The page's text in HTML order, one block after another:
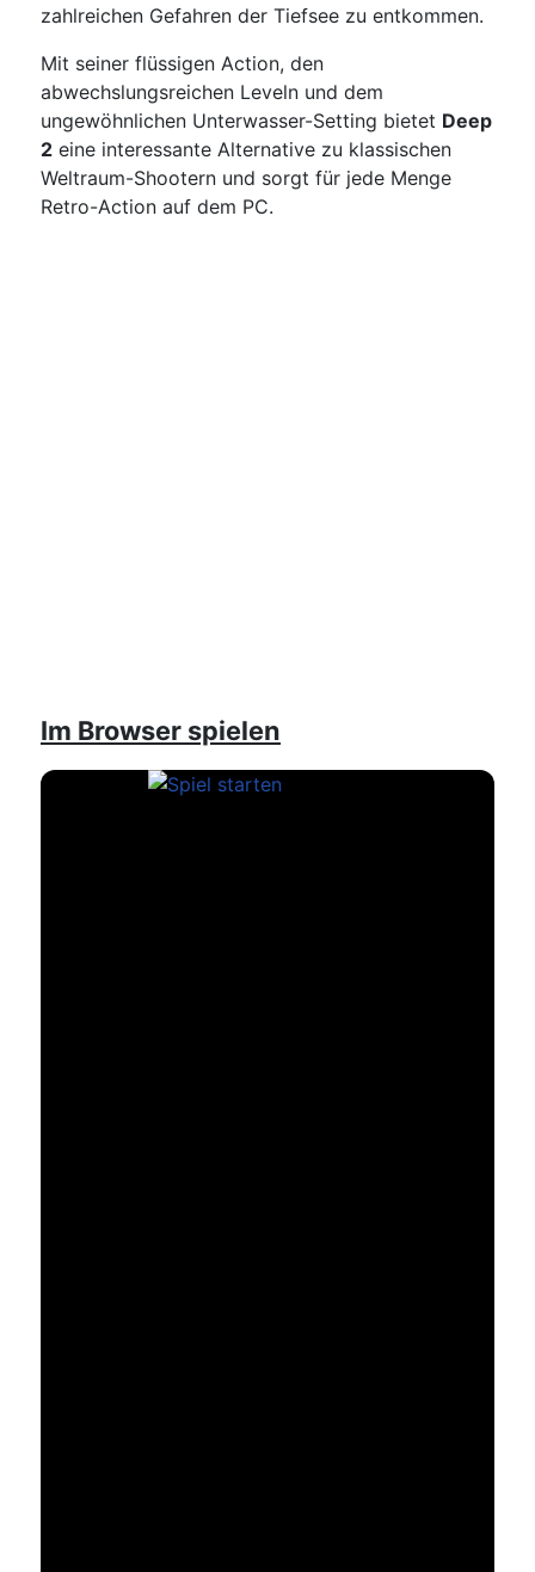
zahlreichen Gefahren der Tiefsee zu entkommen.
Mit seiner flüssigen Action, den
abwechslungsreichen Leveln und dem
ungewöhnlichen Unterwasser-Setting bietet Deep
2 eine interessante Alternative zu klassischen
Weltraum-Shootern und sorgt für jede Menge
Retro-Action auf dem PC.
Im Browser spielen